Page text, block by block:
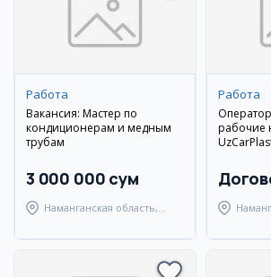
Работа
Вакансия: Мастер по
кондиционерам и медным
трубам
3 000 000 сум
Наманганская область,
Работа
рабочие